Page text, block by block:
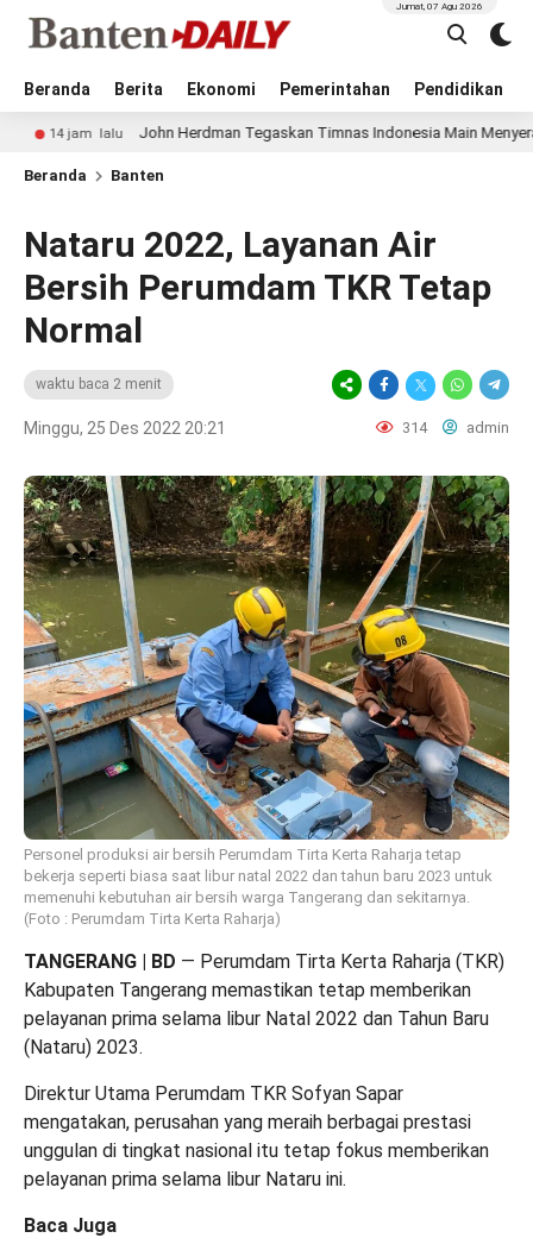
Beranda Berita Ekonomi Pemerintahan Pendidikan
Jumat, 07 Agu 2026
lalu John Herdman Tegaskan Timnas Indonesia Main Menyerang saat
Beranda Banten
Nataru 2022, Layanan Air
Bersih Perumdam TKR Tetap
Normal
waktu baca 2 menit
Minggu, 25 Des 2022 20:21 314 admin
Personel produksi air bersih Perumdam Tirta Kerta Raharja tetap
bekerja seperti biasa saat libur natal 2022 dan tahun baru 2023 untuk
memenuhi kebutuhan air bersih warga Tangerang dan sekitarnya.
(Foto : Perumdam Tirta Kerta Raharja)
TANGERANG | BD — Perumdam Tirta Kerta Raharja (TKR)
Kabupaten Tangerang memastikan tetap memberikan
pelayanan prima selama libur Natal 2022 dan Tahun Baru
(Nataru) 2023.
Direktur Utama Perumdam TKR Sofyan Sapar
mengatakan, perusahan yang meraih berbagai prestasi
unggulan di tingkat nasional itu tetap fokus memberikan
pelayanan prima selama libur Nataru ini.
Baca Juga